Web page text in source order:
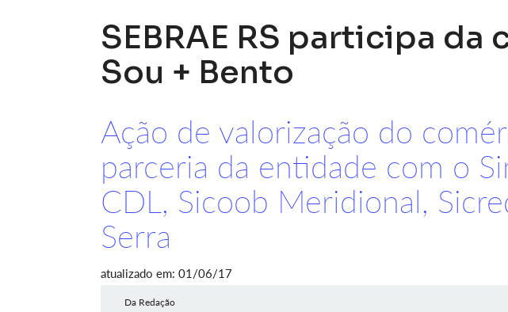
SEBRAE RS participa da
Sou + Bento
Ação de valorização do
parceria da entidade com o
CDL, Sicoob Meridional,
Serra
atualizado em: 01/06/17
Da Redação